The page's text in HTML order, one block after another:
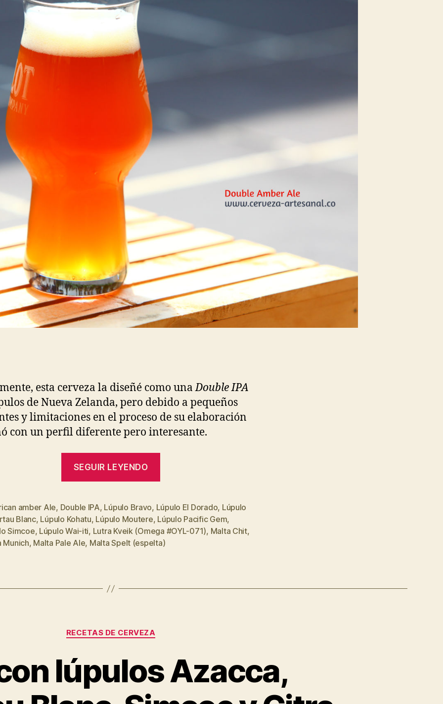
esta cerveza la diseñé como unaDouble IPA
de Nueva Zelanda, pero debido a pequeños
y limitaciones en el proceso de su elaboración
con un perfil diferente pero interesante.
SEGUIR LEYENDO
amber Ale, Double IPA, Lúpulo Bravo, Lúpulo El Dorado, Lúpulo
Blanc, Lúpulo Kohatu, Lúpulo Moutere, Lúpulo Pacific Gem,
Simcoe, Lúpulo Wai-iti, Lutra Kveik (Omega #OYL-071), Malta Chit,
Munich, Malta Pale Ale, Malta Spelt (espelta)
Categorías
RECETAS DE CERVEZA
lúpulos Azacca,